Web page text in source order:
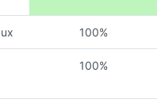
100%
100%